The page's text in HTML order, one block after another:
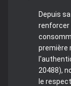
Depuis
renforcer
première
20488),
le